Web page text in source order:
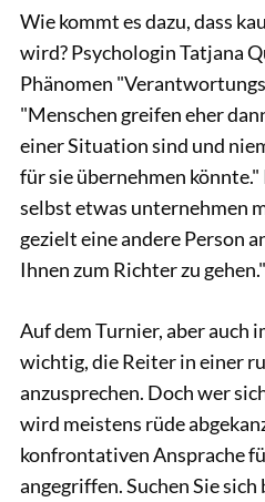
Wie kommt es dazu, dass
wird? Psychologin Tatjana
Phänomen
"Menschen greifen eher
einer Situation sind und
für sie übernehmen
selbst etwas unternehmen
gezielt eine andere Person
Ihnen zum Richter zu gehen."
Auf dem Turnier, aber auch
wichtig, die Reiter in einer
anzusprechen. Doch wer
wird meistens rüde
konfrontativen Ansprache
angegriffen. Suchen Sie sich